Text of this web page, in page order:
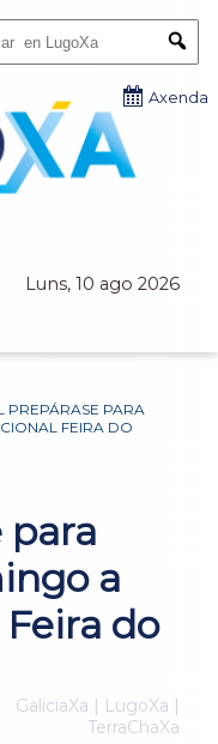
Luns, 10 ago 2026
Axenda
PREPÁRASE PARA
FEIRA DO
para
a
do
GaliciaXa | LugoXa |
TerraChaXa